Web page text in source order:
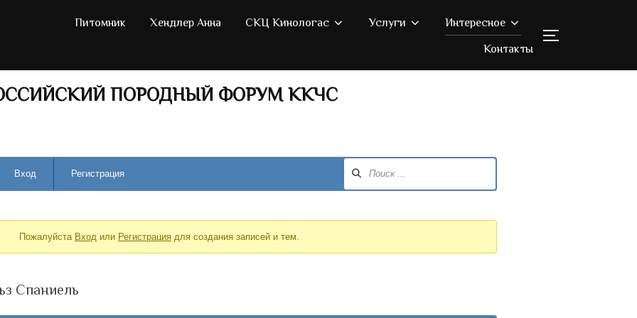
Питомник Хендлер Анна СКЦ Кинологас Услуги Интересное
Контакты
ПОРОДНЫЙ ФОРУМ ККЧС
Вход Регистрация
Пожалуйста Вход или Регистрация для создания записей и тем.
Спаниель